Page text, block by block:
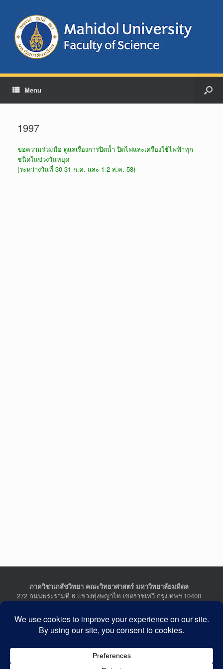
Menu
1997
ขอความร่วมมือ ดูแลเรื่องการปิดน้ำ ปิดไฟและเครื่องใช้ไฟฟ้าทุก
ชนิดในช่วงวันหยุด
(ระหว่างวันที่ 30-31 ก.ค. และ 1-2 ส.ค. 58)
ภาควิชาเภสัชวิทยา คณะวิทยาศาสตร์ มหาวิทยาลัยมหิดล
272 ถนนพระรามที่ 6 แขวงทุ่งพญาไท เขตราชเทวี กรุงเทพฯ 10400
Department of Pharmacology, Faculty of Science, Mahidol
University
272 Rama VI Road, Ratchathewi District, Bangkok 10400
Tel : +662-201-5641-2, Fax : +662-354-7157